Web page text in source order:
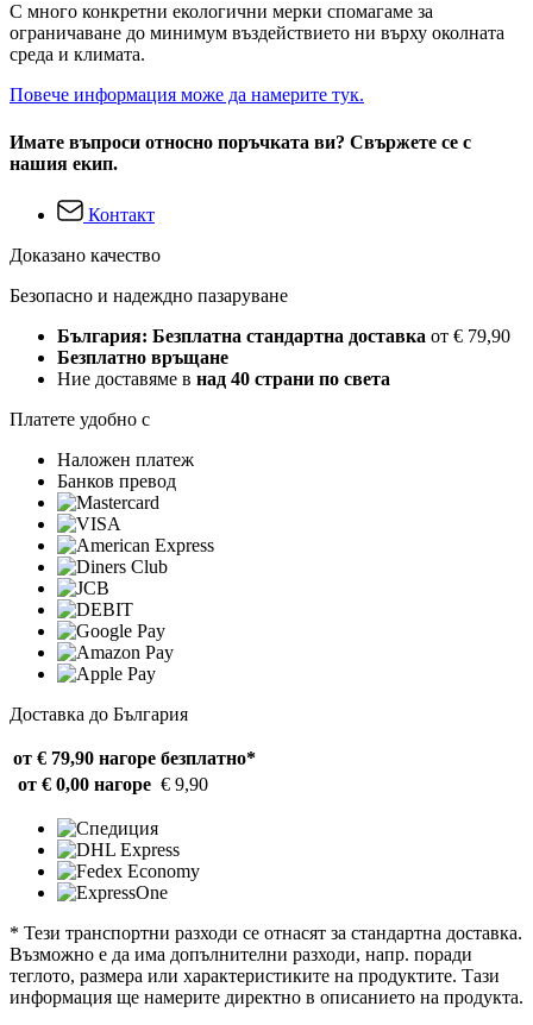
С много конкретни екологични мерки спомагаме за
ограничаване до минимум въздействието ни върху околната
среда и климата.
Повече информация може да намерите тук.
Имате въпроси относно поръчката ви? Свържете се с
нашия екип.
Контакт
Доказано качество
Безопасно и надеждно пазаруване
България: Безплатна стандартна доставка от € 79,90
Безплатно връщане
Ние доставяме в над 40 страни по света
Платете удобно с
Наложен платеж
Банков превод
Доставка до България
от € 79,90 нагоре безплатно*
от € 0,00 нагоре € 9,90
* Тези транспортни разходи се отнасят за стандартна доставка.
Възможно е да има допълнителни разходи, напр. поради
теглото, размера или характеристиките на продуктите. Тази
информация ще намерите директно в описанието на продукта.